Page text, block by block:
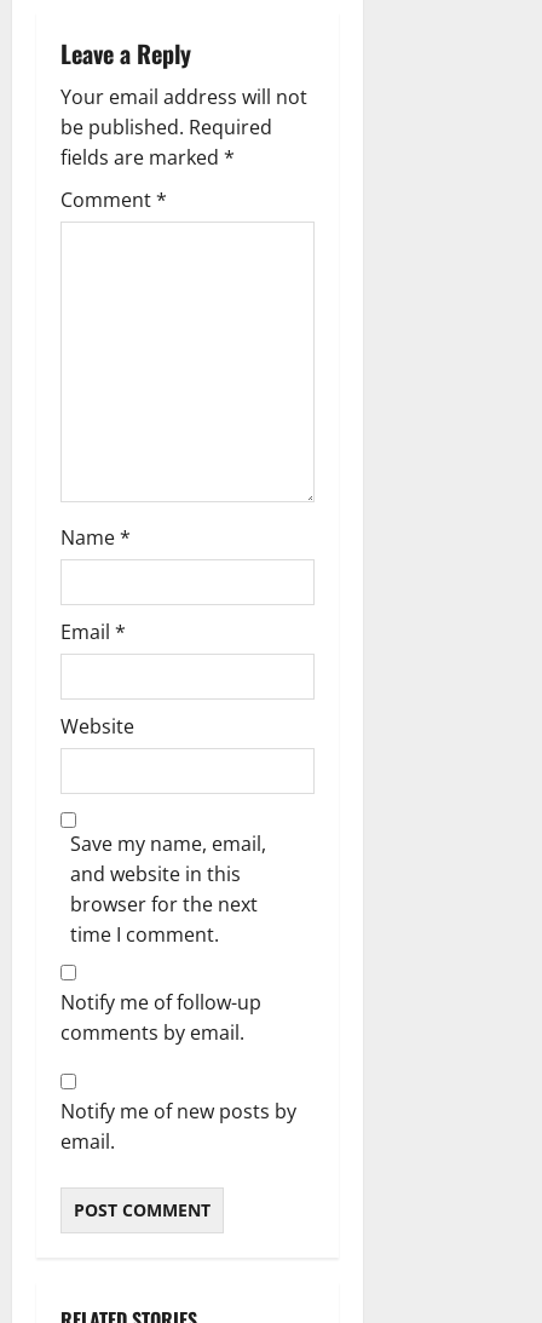
a
v
i
g
Leave a Reply
Your email address will not
be published. Required
fields are marked *
Comment*
Name*
Email *
Website
Save my name, email,
and website in this
browser for the next
time I comment.
Notify me of follow-up
comments by email.
Notify me of new posts by
email.